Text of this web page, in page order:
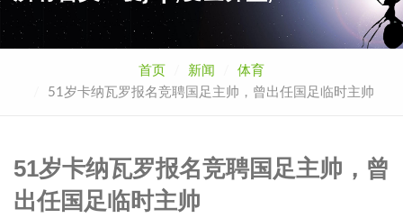
首页 新闻
体育
51岁卡纳瓦罗报名竞聘国足主帅，曾出任国足临时主帅
51岁卡纳瓦罗报名竞聘国足主帅，曾
出任国足临时主帅